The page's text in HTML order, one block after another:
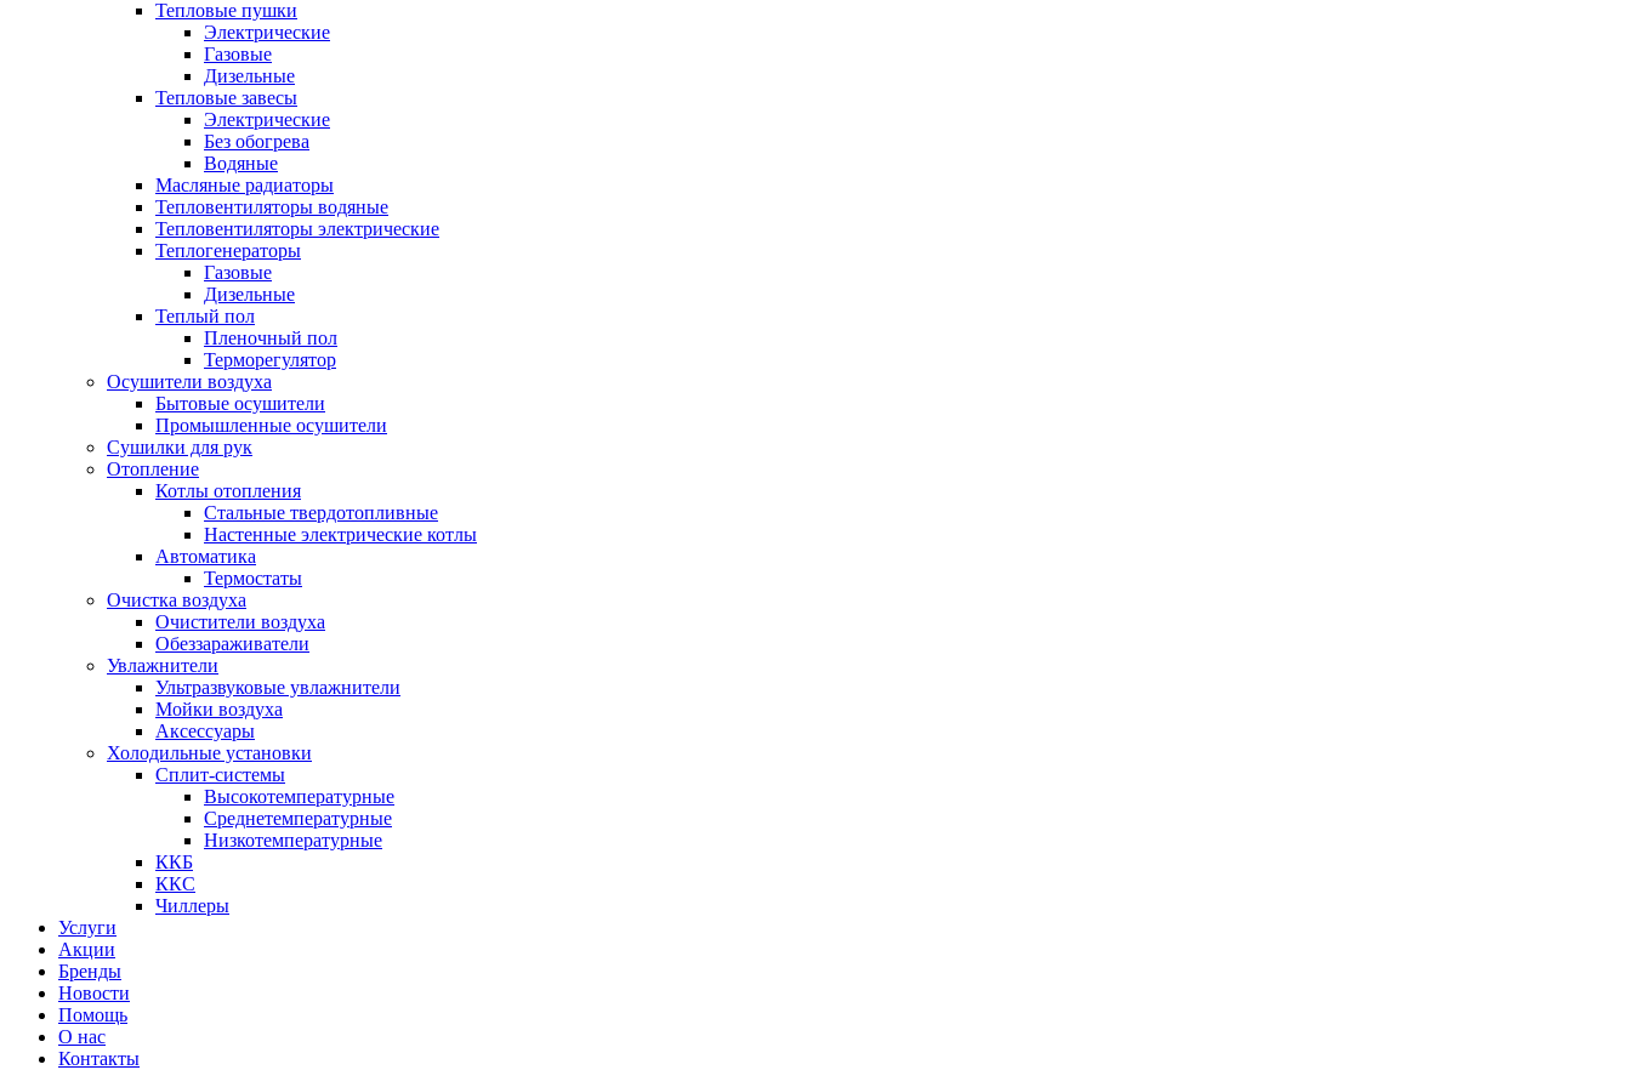
Тепловые пушки
Электрические
Газовые
Дизельные
Тепловые завесы
Электрические
Без обогрева
Водяные
Масляные радиаторы
Тепловентиляторы водяные
Тепловентиляторы электрические
Теплогенераторы
Газовые
Дизельные
Теплый пол
Пленочный пол
Терморегулятор
Осушители воздуха
Бытовые осушители
Промышленные осушители
Сушилки для рук
Отопление
Котлы отопления
Стальные твердотопливные
Настенные электрические котлы
Автоматика
Термостаты
Очистка воздуха
Очистители воздуха
Обеззараживатели
Увлажнители
Ультразвуковые увлажнители
Мойки воздуха
Аксессуары
Холодильные установки
Сплит-системы
Высокотемпературные
Среднетемпературные
Низкотемпературные
ККБ
ККС
Чиллеры
Услуги
Акции
Бренды
Новости
Помощь
О нас
Контакты